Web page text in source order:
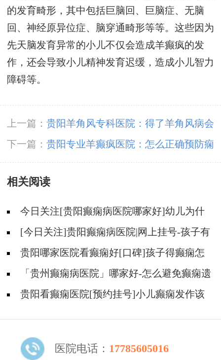
的发育畸形，其中包括巨脑回、巨脑症、无脑
回、神经原异位症、脑穿通畸形等等。这些因为
先天脑发育异常的小儿不仅会造成羊癫疯的发
作，还会导致小儿精神发育迟缓，造成小儿智力
障碍等。
上一篇： 贵阳羊角风专科医院：得了羊角风病会
出现的4大危害
下一篇： 贵阳专业羊癫疯医院：怎么正确预防痫
羊癫疯出现？
相关阅读
今日关注[贵阳癫痫病医院哪家好]幼儿为什
么会得癫痫？
[今日关注]贵阳癫痫病医院|网上挂号-孩子有
癫痫情绪失控怎么办？
贵阳哪家医院看癫痫好[口碑]孩子得癫痫怎
么办？「贵州癫痫病医院」哪家好-怎么避免癫痫遗
传给幼儿？
贵阳看癫痫医院[预约挂号]小儿癫痫发作该
医院电话： 17785605016